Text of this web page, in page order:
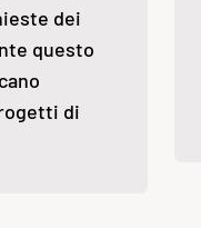
dei
questo
di